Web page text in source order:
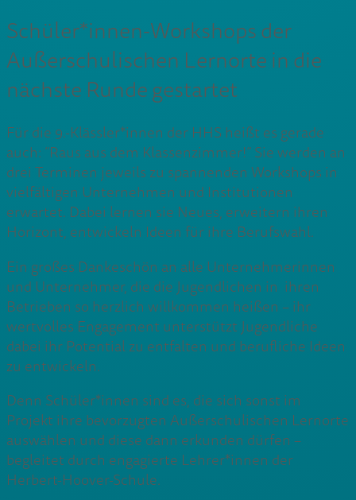
Schüler*innen-Workshops der
Außerschulischen Lernorte in die
nächste Runde gestartet
Für die 9.-Klässler*innen der HHS heißt es gerade
auch: “Raus aus dem Klassenzimmer!“ Sie werden an
drei Terminen jeweils zu spannenden Workshops in
vielfältigen Unternehmen und Institutionen
erwartet. Dabei lernen sie Neues, erweitern ihren
Horizont, entwickeln Ideen für ihre Berufswahl.
Ein großes Dankeschön an alle Unternehmerinnen
und Unternehmer, die die Jugendlichen in ihren
Betrieben so herzlich willkommen heißen – ihr
wertvolles Engagement unterstützt Jugendliche
dabei ihr Potential zu entfalten und berufliche Ideen
zu entwickeln.
Denn Schüler*innen sind es, die sich sonst im
Projekt ihre bevorzugten Außerschulischen Lernorte
auswählen und diese dann erkunden dürfen –
begleitet durch engagierte Lehrer*innen der
Herbert-Hoover-Schule.